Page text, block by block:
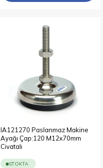
IA121270 Paslanmaz Makine
Ayağı Çap:120 M12x70mm
Civatalı
STOKTA